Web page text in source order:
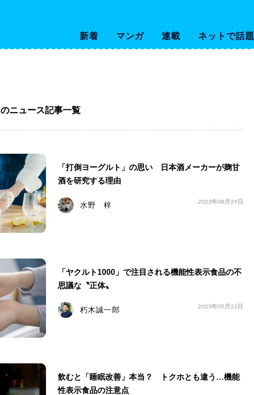
新着 マンガ 連載 ネットで話題
のニュース記事一覧
「打倒ヨーグルト」の思い 日本酒メーカーが麹甘
酒を研究する理由
水野 梓 2023年08月29日
「ヤクルト1000」で注目される機能性表示食品の不
思議な〝正体〟
朽木誠一郎 2023年05月22日
飲むと「睡眠改善」本当？ トクホとも違う…機能
性表示食品の注意点